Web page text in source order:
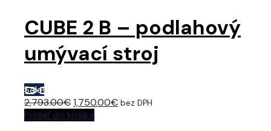
CUBE 2 B – podlahový
umývací stroj
Sale!
2,793.00€Original
price
1,750.00€Current
bez DPH
Pridať do košíka